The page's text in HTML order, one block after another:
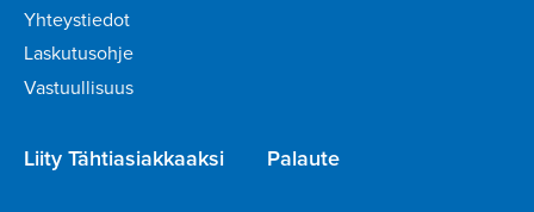
Yhteystiedot
Laskutusohje
Vastuullisuus
Liity Tähtiasiakkaaksi Palaute